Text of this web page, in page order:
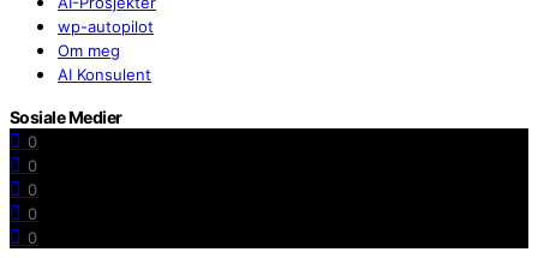
wp-autopilot
Om meg
AI Konsulent
Sosiale Medier
0
0
0
0
0